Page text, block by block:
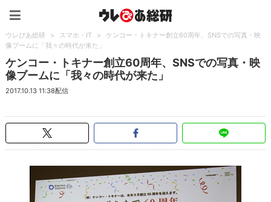
ウレぴあ総研 > スマホ・IT >
ケンコー・トキナー創立60周年、SNSでの写真・映
像ブームに「我々の時代が来た」
ケンコー・トキナー創立60周年、SNSでの写真・映
像ブームに「我々の時代が来た」
2017.10.13 11:38配信